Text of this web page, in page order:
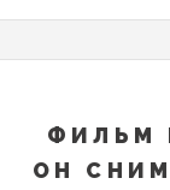
ФИЛЬМ
ОН